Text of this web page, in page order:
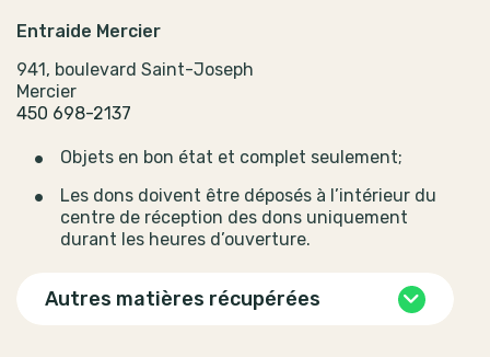
Entraide Mercier
941, boulevard Saint-Joseph
Mercier
450 698-2137
Objets en bon état et complet seulement;
Les dons doivent être déposés à l’intérieur du
centre de réception des dons uniquement
durant les heures d’ouverture.
Autres matières récupérées